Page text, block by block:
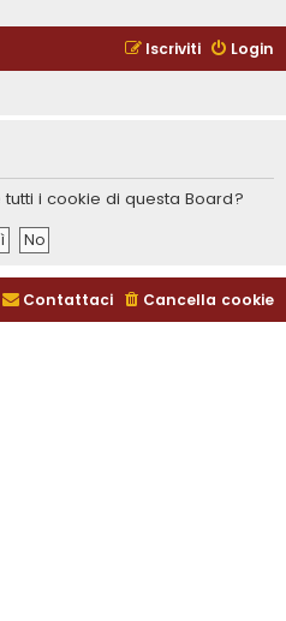
Login
Iscriviti
i cookie di questa Board?
Cancella cookie
Contattaci